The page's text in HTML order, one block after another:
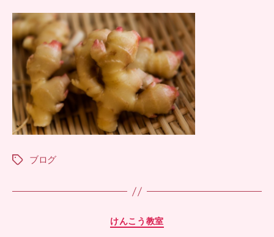
タ
ブログ
カ
けんこう教室